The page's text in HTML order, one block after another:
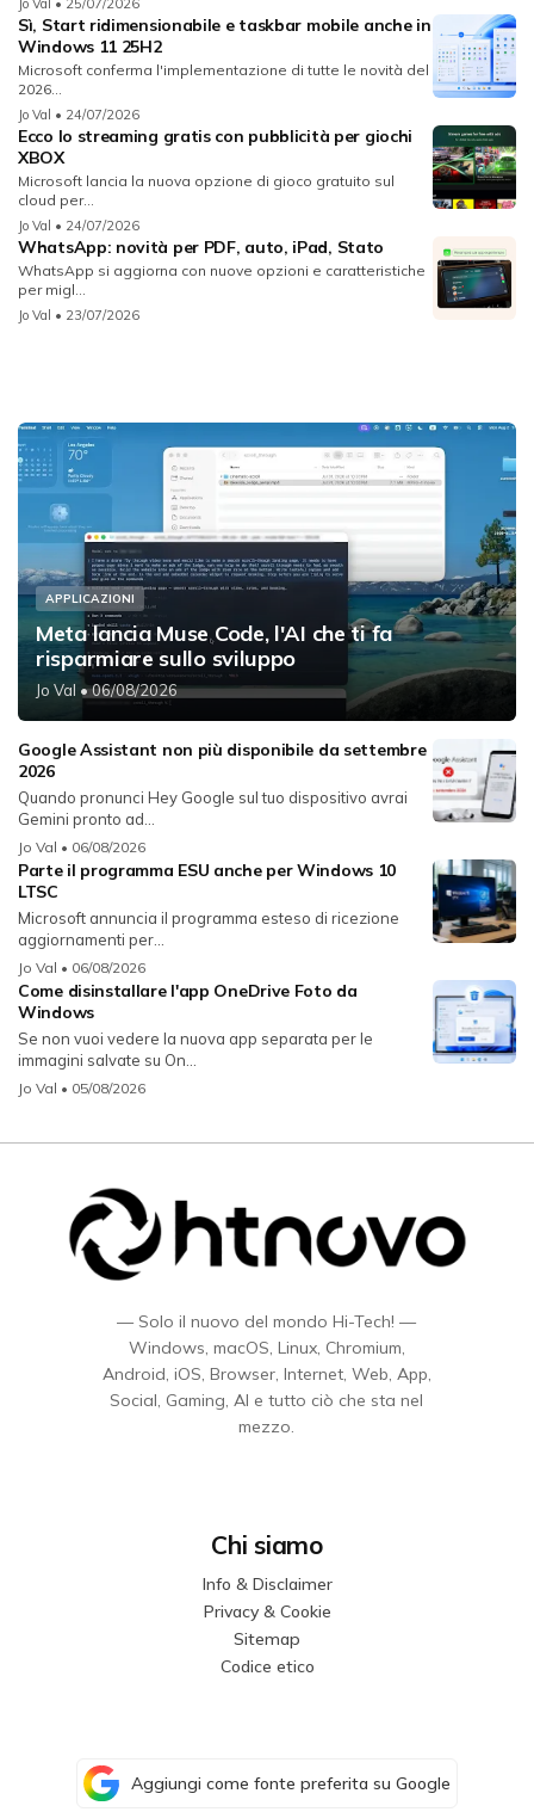
Jo Val • 25/07/2026
Sì, Start ridimensionabile e taskbar mobile anche in
Windows 11 25H2
Microsoft conferma l'implementazione di tutte le novità del
2026...
Jo Val • 24/07/2026
Ecco lo streaming gratis con pubblicità per giochi
XBOX
Microsoft lancia la nuova opzione di gioco gratuito sul
cloud per...
Jo Val • 24/07/2026
WhatsApp: novità per PDF, auto, iPad, Stato
WhatsApp si aggiorna con nuove opzioni e caratteristiche
per migl...
Jo Val • 23/07/2026
APPLICAZIONI
Meta lancia Muse Code, l'AI che ti fa
risparmiare sullo sviluppo
Jo Val • 06/08/2026
Google Assistant non più disponibile da settembre
2026
Quando pronunci Hey Google sul tuo dispositivo avrai
Gemini pronto ad...
Jo Val • 06/08/2026
Parte il programma ESU anche per Windows 10
LTSC
Microsoft annuncia il programma esteso di ricezione
aggiornamenti per...
Jo Val • 06/08/2026
Come disinstallare l'app OneDrive Foto da
Windows
Se non vuoi vedere la nuova app separata per le
immagini salvate su On...
Jo Val • 05/08/2026
— Solo il nuovo del mondo Hi-Tech! —
Windows, macOS, Linux, Chromium,
Android, iOS, Browser, Internet, Web, App,
Social, Gaming, AI e tutto ciò che sta nel
mezzo.
Chi siamo
Info & Disclaimer
Privacy & Cookie
Sitemap
Codice etico
Aggiungi come fonte preferita su Google